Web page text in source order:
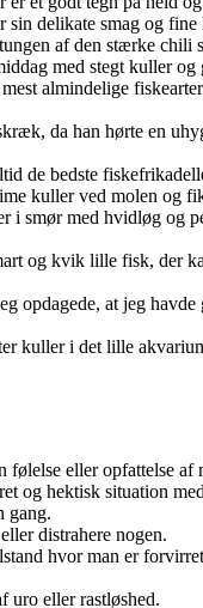
sin delikate smag og fine
af den stærke chili
med stegt kuller og
almindelige
da han hørte en
de bedste
kuller ved molen og
i smør med hvidløg og
og kvik lille fisk, der
opdagede, at jeg
kuller i det lille
følelse eller opfattelse af
og hektisk situation
gang.
distrahere nogen.
hvor man er
uro eller rastløshed.